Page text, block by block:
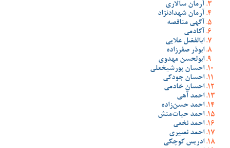
آرمان سالاری
آرمان شهدادنژاد
آگهی مناقصه
آکادمی
ابالفضل علایی
ابوذر صفرزاده
ابولحسن مهدوی
احسان پورشیخعلی
احسان جودکی
احسان خادمی
احمد آهی
احمد حسن‌زاده
احمد حیات‌منش
احمد نخعی
احمد نصیری
ادریس کوچکی